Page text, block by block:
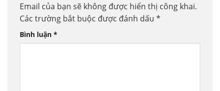
Email của bạn sẽ không được hiển thị công khai.
Các trường bắt buộc được đánh dấu *
Bình luận *